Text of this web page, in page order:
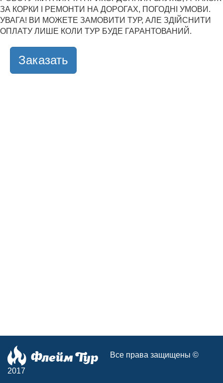
ЗА КОРКИ І РЕМОНТИ НА ДОРОГАХ, ПОГОДНІ УМОВИ.
УВАГА! ВИ МОЖЕТЕ ЗАМОВИТИ ТУР, АЛЕ ЗДІЙСНИТИ
ОПЛАТУ ЛИШЕ КОЛИ ТУР БУДЕ ГАРАНТОВАНИЙ.
Заказать
Все права защищены ©
2017